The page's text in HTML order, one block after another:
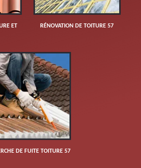
ET
RÉNOVATION DE TOITURE 57
DE FUITE TOITURE 57